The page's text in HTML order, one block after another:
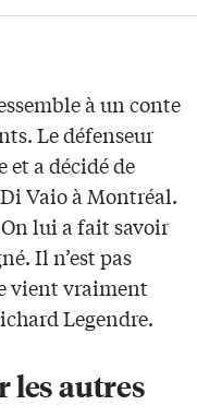
à un conte
Le défenseur
et a décidé de
Vaio à Montréal.
lui a fait savoir
Il n’est pas
vient vraiment
Legendre.
les autres